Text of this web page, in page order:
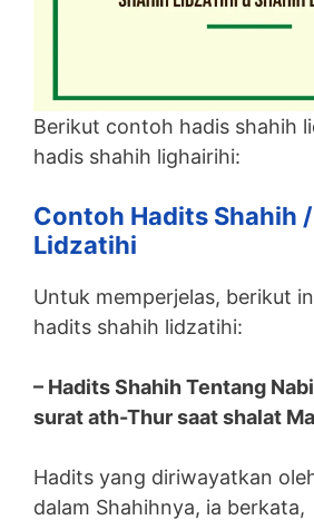
Berikut contoh hadis shahih
hadis shahih lighairihi:
Contoh Hadits Shahih
Lidzatihi
Untuk memperjelas, berikut
hadits shahih lidzatihi:
– Hadits Shahih Tentang Nabi ﷺ membaca
surat ath-Thur saat shalat
Hadits yang diriwayatkan
dalam Shahihnya, ia berkata,